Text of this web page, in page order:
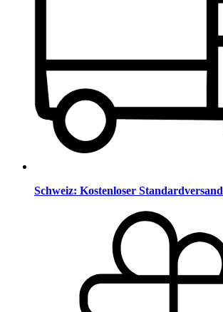
Schweiz: Kostenloser Standardversand